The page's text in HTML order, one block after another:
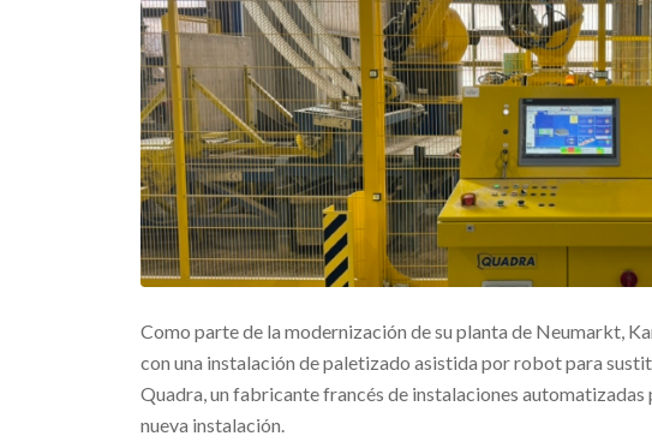
Como parte de la modernización de su planta de Neumarkt,
con una instalación de paletizado asistida por robot para
Quadra, un fabricante francés de instalaciones
nueva instalación.